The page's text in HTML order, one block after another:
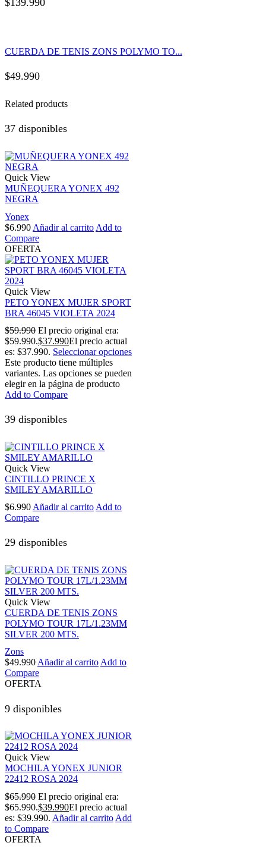
$139.990
CUERDA DE TENIS ZONS POLYMO TO...
$49.990
Related products
37 disponibles
Quick View
MUÑEQUERA YONEX 492
NEGRA
Yonex
$6.990 Añadir al carrito Add to
Compare
OFERTA
Quick View
PETO YONEX MUJER SPORT
BRA 46045 VIOLETA 2024
$59.990 El precio original era:
$59.990.$37.990El precio actual
es: $37.990. Seleccionar opciones
Este producto tiene múltiples
variantes. Las opciones se pueden
elegir en la página de producto
Add to Compare
39 disponibles
Quick View
CINTILLO PRINCE X
SMILEY AMARILLO
$6.990 Añadir al carrito Add to
Compare
29 disponibles
Quick View
CUERDA DE TENIS ZONS
POLYMO TOUR 17L/1.23MM
SILVER 200 MTS.
Zons
$49.990 Añadir al carrito Add to
Compare
OFERTA
9 disponibles
Quick View
MOCHILA YONEX JUNIOR
22412 ROSA 2024
$65.990 El precio original era:
$65.990.$39.990El precio actual
es: $39.990. Añadir al carrito Add
to Compare
OFERTA